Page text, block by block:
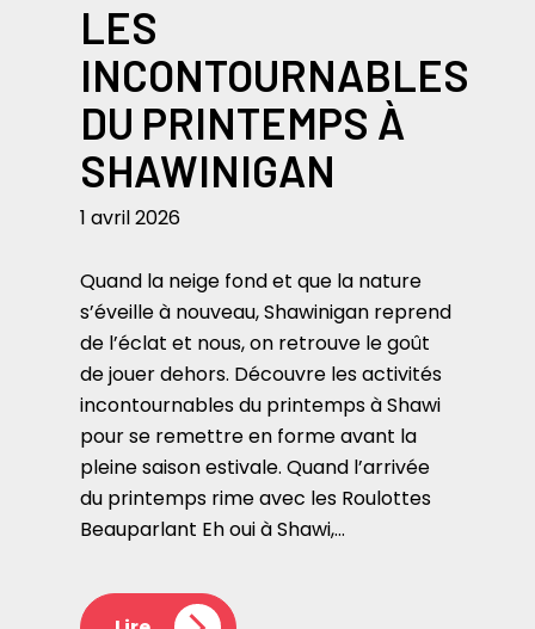
LES
INCONTOURNABLES
DU PRINTEMPS À
SHAWINIGAN
1 avril 2026
Quand la neige fond et que la nature
s’éveille à nouveau, Shawinigan reprend
de l’éclat et nous, on retrouve le goût
de jouer dehors. Découvre les activités
incontournables du printemps à Shawi
pour se remettre en forme avant la
pleine saison estivale. Quand l’arrivée
du printemps rime avec les Roulottes
Beauparlant Eh oui à Shawi,…